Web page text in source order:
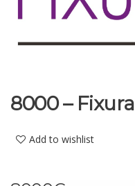
8000 – Fixura
Add to wishlist